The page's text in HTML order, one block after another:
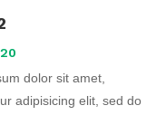
dolor sit amet,
adipisicing elit, sed do